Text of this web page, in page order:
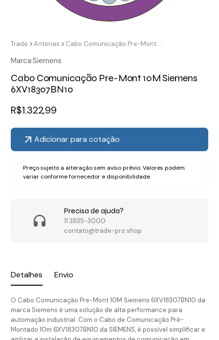
Detalhes Envio
O Cabo Comunicação Pre-Mont 10M Siemens 6XV18307BN10 da
marca Siemens é uma solução de alta performance para
automação industrial. Com o Cabo de Comunicação Pré-
Montado 10m 6XV18307BN10 da SIEMENS, é possível simplificar e
Trade Antenas Cabo Comunicação Pre-Mont 10M Siemens 6XV18307BN10
Marca:Siemens
Cabo Comunicação Pre-Mont 10M Siemens
6XV18307BN10
R$1.322,99
Adicionar para cotação
Preço sujeito a alteração sem aviso prévio. Valores podem
variar conforme fornecedor e disponibilidade.
Precisa de ajuda?
11 3835-3000
contato@trade-pro.shop